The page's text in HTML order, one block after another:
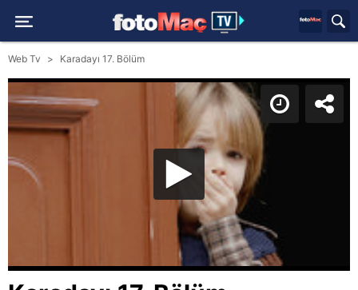
Web Tv Karadayı 17. Bölüm